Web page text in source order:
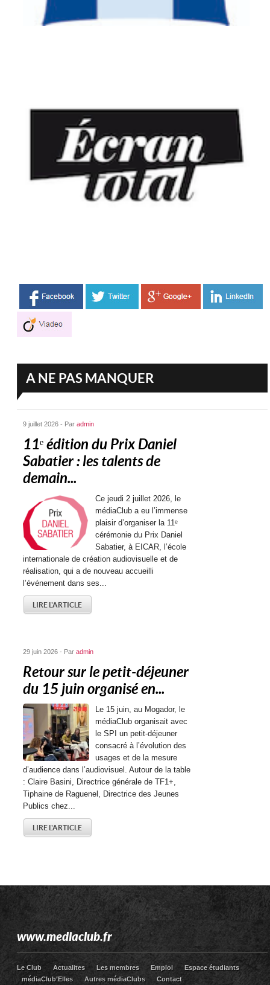
A NE PAS MANQUER
9 juillet 2026 - Paradmin
11ᵉ édition du Prix Daniel
Sabatier : les talents de
demain...
Ce jeudi 2 juillet 2026, le
médiaClub a eu l’immense
plaisir d’organiser la 11ᵉ
cérémonie du Prix Daniel
Sabatier, à EICAR, l’école
internationale de création audiovisuelle et de
réalisation, qui a de nouveau accueilli
l’événement dans ses...
LIRE L'ARTICLE
29 juin 2026 - Paradmin
Retour sur le petit-déjeuner
du 15 juin organisé en...
Le 15 juin, au Mogador, le
médiaClub organisait avec
le SPI un petit-déjeuner
consacré à l’évolution des
usages et de la mesure
d’audience dans l’audiovisuel. Autour de la table
: Claire Basini, Directrice générale de TF1+,
Tiphaine de Raguenel, Directrice des Jeunes
Publics chez...
LIRE L'ARTICLE
www.mediaclub.fr
Le Club Actualites Les membres Emploi
Espace étudiants
médiaClub’Elles
Autres médiaClubs Contact